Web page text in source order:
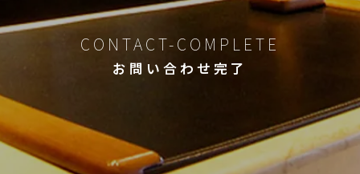
CONTACT-COMPLETE
お問い合わせ完了